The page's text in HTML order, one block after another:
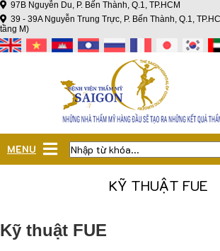
97B Nguyễn Du, P. Bến Thành, Q.1, TP.HCM
39 - 39A Nguyễn Trung Trực, P. Bến Thành, Q.1,
tầng M)
MENU
KỸ THUẬT FUE
Kỹ thuật FUE